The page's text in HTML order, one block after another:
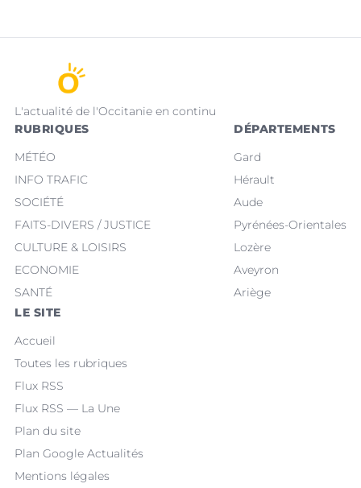
L'actualité de l'Occitanie en continu
RUBRIQUES
MÉTÉO
INFO TRAFIC
SOCIÉTÉ
FAITS-DIVERS / JUSTICE
CULTURE & LOISIRS
ECONOMIE
SANTÉ
DÉPARTEMENTS
Gard
Hérault
Aude
Pyrénées-Orientales
Lozère
Aveyron
Ariège
LE SITE
Accueil
Toutes les rubriques
Flux RSS
Flux RSS — La Une
Plan du site
Plan Google Actualités
Mentions légales